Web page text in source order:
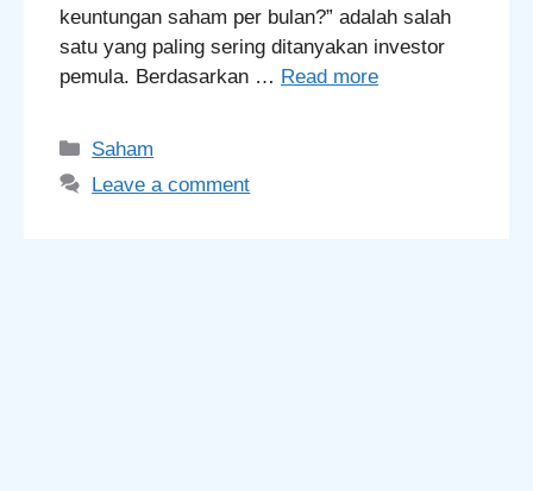
keuntungan saham per bulan?” adalah salah
satu yang paling sering ditanyakan investor
pemula. Berdasarkan … Read more
Categories
Saham
Leave a comment